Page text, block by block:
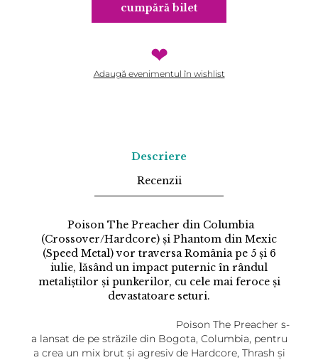
cumpără bilet
❤
Adaugă evenimentul în wishlist
Descriere
Recenzii
Poison The Preacher din Columbia
(Crossover/Hardcore) și Phantom din Mexic
(Speed Metal) vor traversa România pe 5 și 6
iulie, lăsând un impact puternic în rândul
metaliștilor și punkerilor, cu cele mai feroce și
devastatoare seturi.
Poison The Preacher s-
a lansat de pe străzile din Bogota, Columbia, pentru
a crea un mix brut și agresiv de Hardcore, Thrash și